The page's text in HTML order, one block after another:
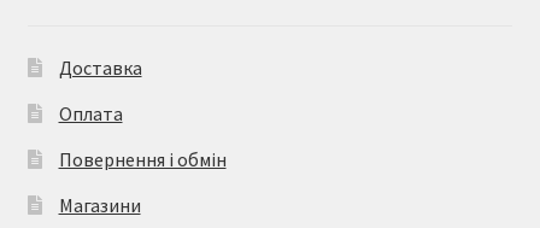
Доставка
Оплата
Повернення і обмін
Магазини